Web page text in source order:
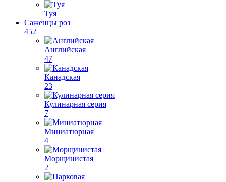
Туя
Саженцы роз
452
Английская
47
Канадская
23
Кулинарная серия
7
Миниатюрная
4
Морщинистая
2